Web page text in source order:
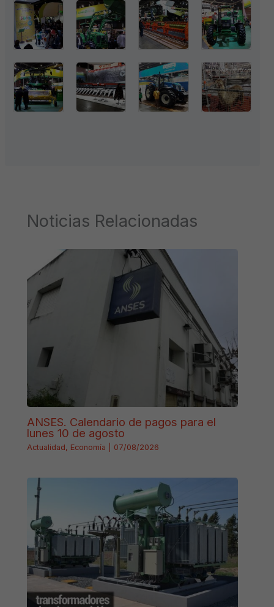
Noticias Relacionadas
ANSES. Calendario de pagos para el
lunes 10 de agosto
Actualidad, Economía 07/08/2026